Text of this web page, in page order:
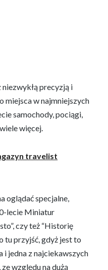
precyzją i
miejsca w najmniejszych
samochody, pociągi,
więcej.
oglądać specjalne,
lecie Miniatur
czy też “Historię
tu przyjść, gdyż jest to
jedna z najciekawszych
względu na dużą